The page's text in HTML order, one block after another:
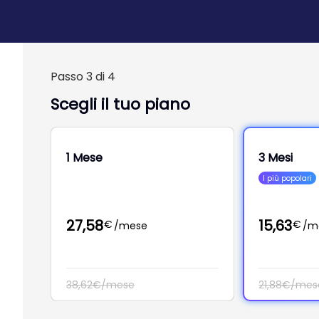
Passo 3 di 4
Scegli il tuo piano
1 Mese
27,58€ /mese
38,62€/mese
3 Mesi
I più popolari
15,63€ /
21,88€/